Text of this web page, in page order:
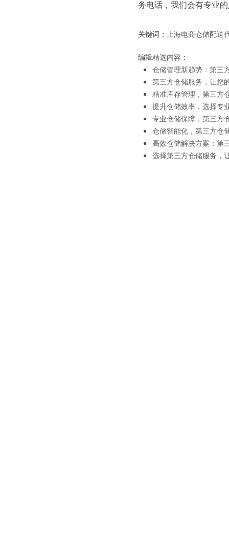
务电话，我们会有专业
关键词： 上海电商仓储配送
编辑精选内容：
仓储管理新趋势：第三
第三方仓储服务，让您
精准库存管理，第三方
提升仓储效率，选择专
专业仓储保障，第三方
仓储智能化，第三方仓
高效仓储解决方案：第
选择第三方仓储服务，